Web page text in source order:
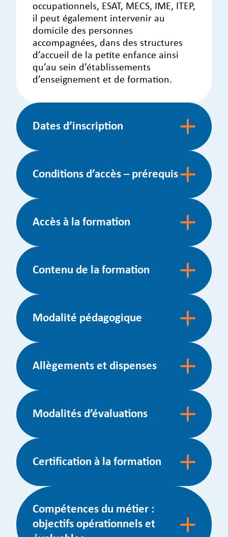
occupationnels, ESAT, MECS, IME, ITEP,
il peut également intervenir au
domicile des personnes
accompagnées, dans des structures
d’accueil de la petite enfance ainsi
qu’au sein d’établissements
d’enseignement et de formation.
Dates d’inscription
Conditions d’accès – prérequis
Accès à la formation
Contenu de la formation
Modalité pédagogique
Allègements et dispenses
Modalités d’évaluations
Certification à la formation
Compétences du métier :
objectifs opérationnels et